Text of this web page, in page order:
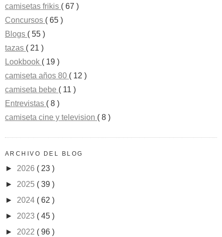
camisetas frikis ( 67 )
Concursos ( 65 )
Blogs ( 55 )
tazas ( 21 )
Lookbook ( 19 )
camiseta años 80 ( 12 )
camiseta bebe ( 11 )
Entrevistas ( 8 )
camiseta cine y television ( 8 )
ARCHIVO DEL BLOG
► 2026 ( 23 )
► 2025 ( 39 )
► 2024 ( 62 )
► 2023 ( 45 )
► 2022 ( 96 )